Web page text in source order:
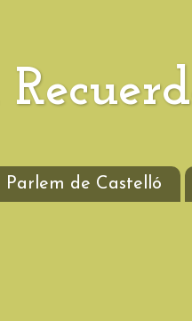
Parlem de Castelló